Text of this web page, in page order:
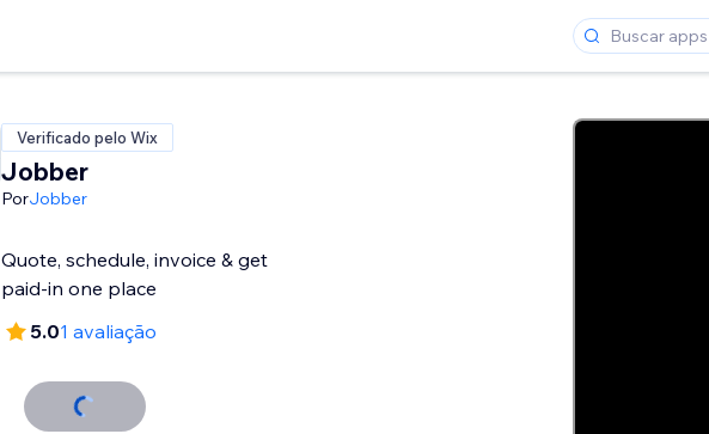
Verificado pelo Wix
Jobber
PorJobber
Quote, schedule, invoice & get
paid-in one place
5.01 avaliação